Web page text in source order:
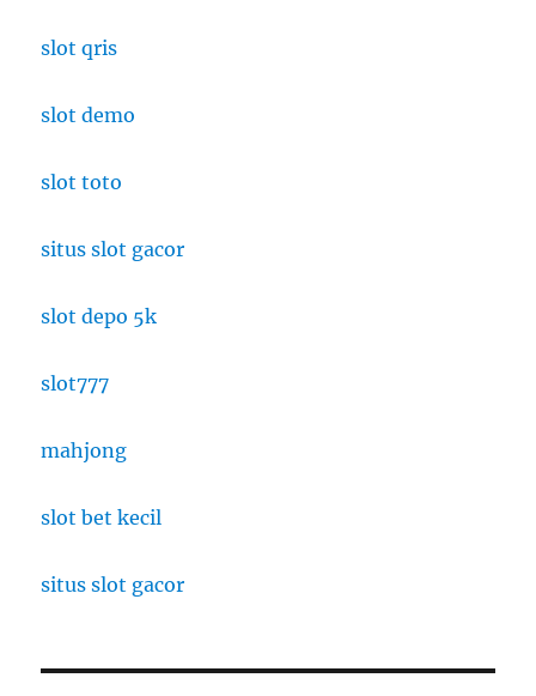
slot qris
slot demo
slot toto
situs slot gacor
slot depo 5k
slot777
mahjong
slot bet kecil
situs slot gacor